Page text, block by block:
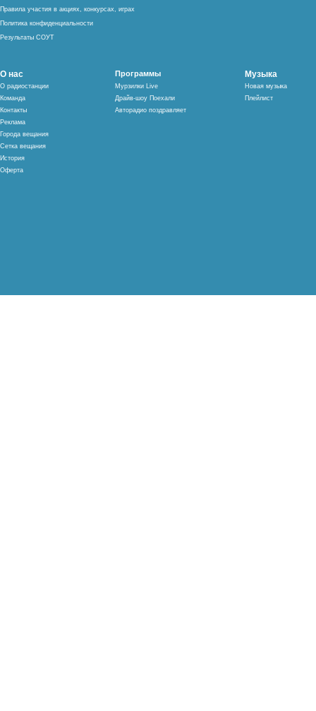
Правила участия в акциях, конкурсах, играх
Политика конфиденциальности
Результаты СОУТ
О нас
О радиостанции
Команда
Контакты
Реклама
Города вещания
Сетка вещания
История
Оферта
Программы
Мурзилки Live
Драйв-шоу Поехали
Авторадио поздравляет
Музыка
Новая музыка
Плейлист